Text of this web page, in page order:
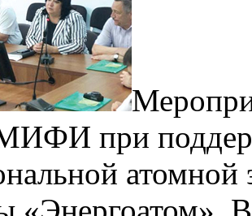
при
атомной